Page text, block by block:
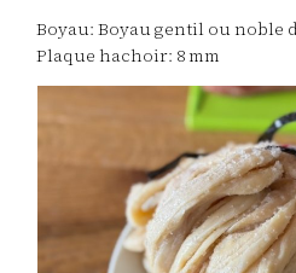
Boyau: Boyau gentil ou noble
Plaque hachoir: 8 mm